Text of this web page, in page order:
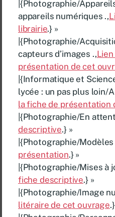
|{Photographie/
appareils numériques .,
librairie.} »
|{Photographie/
capteurs d’images .,
présentation de cet
|{Informatique et
lycée : un pas plus loin/
la fiche de présentation
|{Photographie/En
descriptive.} »
|{Photographie/Modèles
présentation.} »
|{Photographie/Mises à
fiche descriptive.} »
|{Photographie/Image
litéraire de cet ouvrage